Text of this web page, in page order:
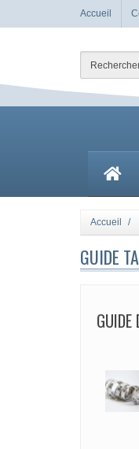
Accueil
Accueil
GUIDE
GUIDE